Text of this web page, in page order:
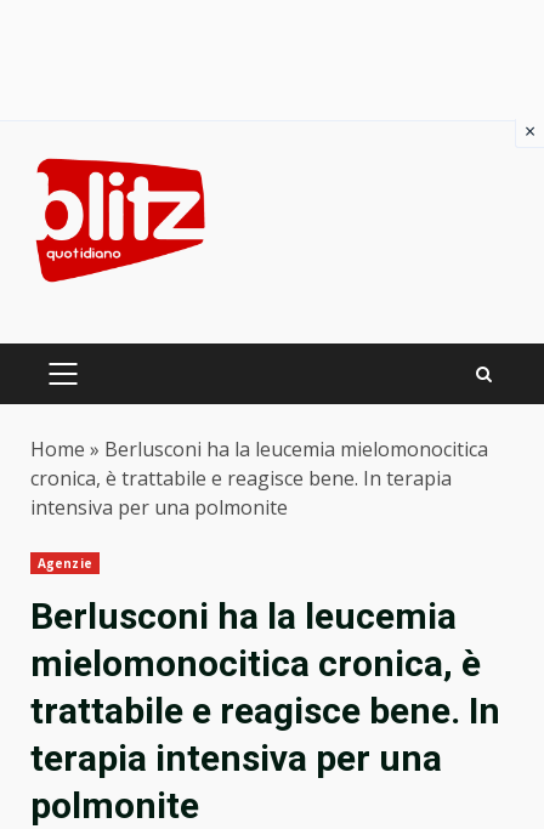
content
PRIMARY
Home » Berlusconi ha la leucemia mielomonocitica
cronica, è trattabile e reagisce bene. In terapia
intensiva per una polmonite
Agenzie
Berlusconi ha la leucemia
mielomonocitica cronica, è
trattabile e reagisce bene. In
terapia intensiva per una
polmonite
×